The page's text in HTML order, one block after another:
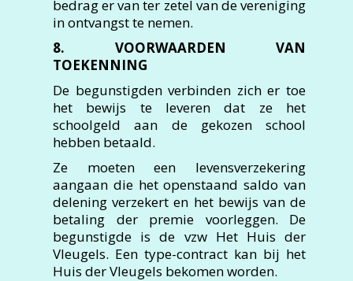
bedrag er van ter zetel van de vereniging
in ontvangst te nemen.
8. VOORWAARDEN VAN
TOEKENNING
De begunstigden verbinden zich er toe
het bewijs te leveren dat ze het
schoolgeld aan de gekozen school
hebben betaald.
Ze moeten een levensverzekering
aangaan die het openstaand saldo van
delening verzekert en het bewijs van de
betaling der premie voorleggen. De
begunstigde is de vzw Het Huis der
Vleugels. Een type-contract kan bij het
Huis der Vleugels bekomen worden.